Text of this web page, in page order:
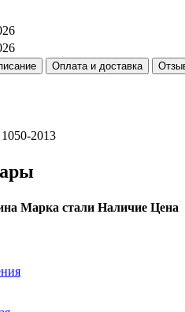
Оплата и доставка
2013
Марка стали Наличие Цена